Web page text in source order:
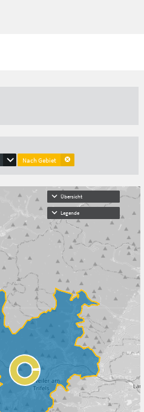
Nach Gebiet
Übersicht
Legende